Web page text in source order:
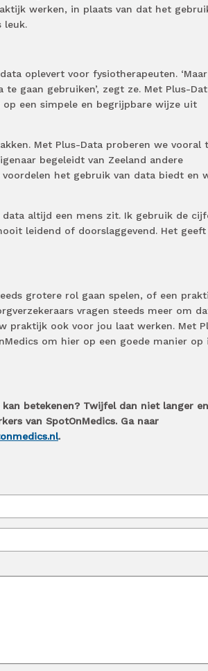
werken, in plaats van dat het
leuk.
oplevert voor fysiotherapeuten.
gaan gebruiken’, zegt ze. Met Plus-
een simpele en begrijpbare wijze uit
Met Plus-Data proberen we vooral
begeleidt van Zeeland andere
het gebruik van data biedt en
altijd een mens zit. Ik gebruik de
leidend of doorslaggevend. Het geeft
grotere rol gaan spelen, of een
vragen steeds meer om
praktijk ook voor jou laat werken. Met
om hier op een goede manier op
betekenen? Twijfel dan niet langer
van SpotOnMedics. Ga naar
.